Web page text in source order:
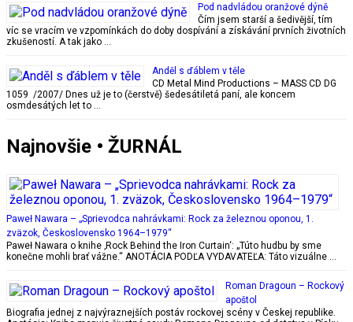
Pod nadvládou oranžové dýně
Čím jsem starší a šedivější, tím
víc se vracím ve vzpomínkách do doby dospívání a získávání prvních životních
zkušeností. A tak jako …
Anděl s ďáblem v těle
CD Metal Mind Productions – MASS CD DG
1059 /2007/ Dnes už je to (čerstvě) šedesátiletá paní, ale koncem
osmdesátých let to …
Najnovšie • ŽURNÁL
Paweł Nawara – „Sprievodca nahrávkami: Rock za železnou oponou, 1.
zväzok, Československo 1964–1979“
Paweł Nawara o knihe ‚Rock Behind the Iron Curtain‘: „Túto hudbu by sme
konečne mohli brať vážne.“ ANOTÁCIA PODĽA VYDAVATEĽA: Táto vizuálne …
Roman Dragoun – Rockový
apoštol
Biografia jednej z najvýraznejších postáv rockovej scény v Českej republike.